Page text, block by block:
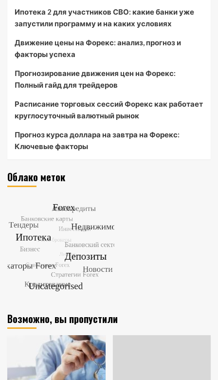
Ипотека 2 для участников СВО: какие банки уже
запустили программу и на каких условиях
Движение цены на Форекс: анализ, прогноз и
факторы успеха
Прогнозирование движения цен на Форекс:
Полный гайд для трейдеров
Расписание торговых сессий Форекс как работает
круглосуточный валютный рынок
Прогноз курса доллара на завтра на Форекс:
Ключевые факторы
Облако меток
Возможно, вы пропустили